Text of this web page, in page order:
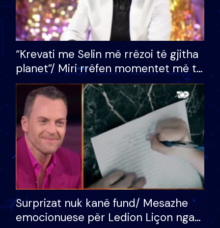
“Krevati me Selin më rrëzoi të gjitha
planet”/ Miri rrëfen momentet më të
bukura në shtëpinë e BB VIP: Do më
mungojë zilja e mëngjesit kur…
Surprizat nuk kanë fund/ Mesazhe
emocionuese për Ledion Liçon nga